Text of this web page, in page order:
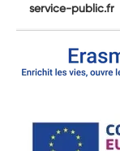
service-public.fr